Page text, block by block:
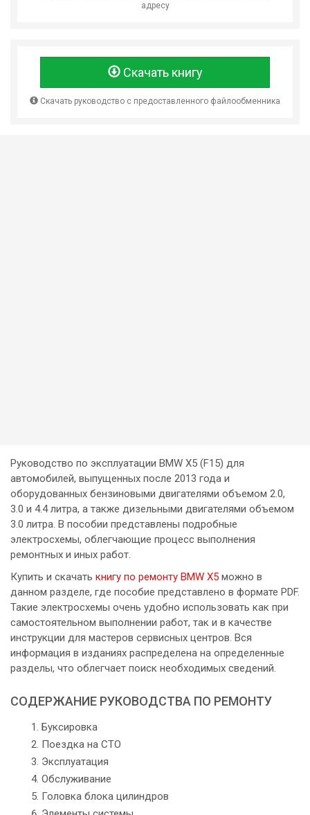
адресу
Скачать книгу
Скачать руководство с предоставленного файлообменника
Руководство по эксплуатации BMW X5 (F15) для
автомобилей, выпущенных после 2013 года и
оборудованных бензиновыми двигателями объемом 2.0,
3.0 и 4.4 литра, а также дизельными двигателями объемом
3.0 литра. В пособии представлены подробные
электросхемы, облегчающие процесс выполнения
ремонтных и иных работ.
Купить и скачать книгу по ремонту BMW X5 можно в
данном разделе, где пособие представлено в формате PDF.
Такие электросхемы очень удобно использовать как при
самостоятельном выполнении работ, так и в качестве
инструкции для мастеров сервисных центров. Вся
информация в изданиях распределена на определенные
разделы, что облегчает поиск необходимых сведений.
СОДЕРЖАНИЕ РУКОВОДСТВА ПО РЕМОНТУ
Буксировка
Поездка на СТО
Эксплуатация
Обслуживание
Головка блока цилиндров